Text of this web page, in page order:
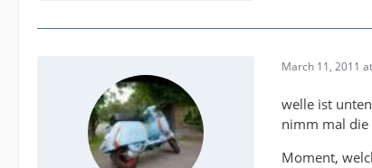
March 11, 2011
welle ist
nimm mal die
Moment,